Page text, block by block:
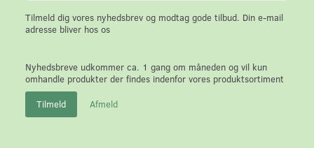
Tilmeld dig vores nyhedsbrev og modtag gode tilbud. Din e-mail
adresse bliver hos os
Nyhedsbreve udkommer ca. 1 gang om måneden og vil kun
omhandle produkter der findes indenfor vores produktsortiment
Tilmeld Afmeld